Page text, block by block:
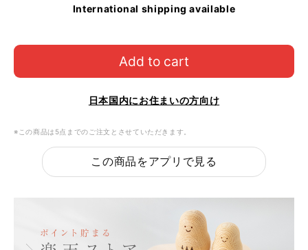
International shipping available
Add to cart
日本国内にお住まいの方向け
※この商品は5点までのご注文とさせていただきます。
この商品をアプリで見る